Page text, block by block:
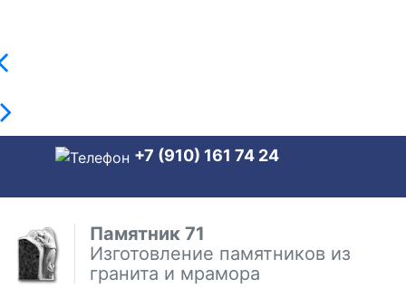
+7 (910) 161 74 24
Памятник 71
Изготовление памятников из
гранита и мрамора